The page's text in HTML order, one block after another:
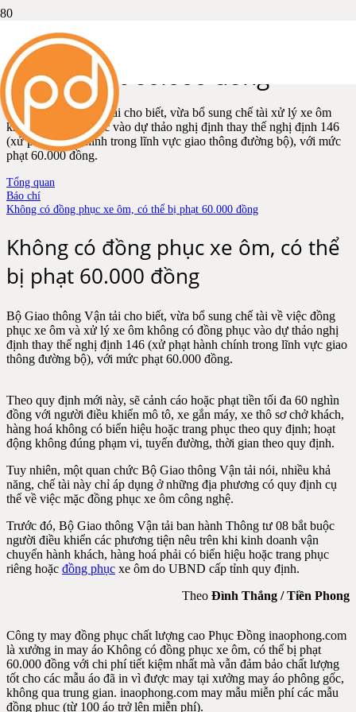
Không có đồng phục xe ôm, có
thể bị phạt 60.000 đồng
Bộ Giao thông Vận tải cho biết, vừa bổ sung chế tài xử lý xe ôm
không có đồng phục vào dự thảo nghị định thay thế nghị định 146
(xử phạt hành chính trong lĩnh vực giao thông đường bộ), với mức
phạt 60.000 đồng.
Tổng quan
Báo chí
Không có đồng phục xe ôm, có thể bị phạt 60.000 đồng
Không có đồng phục xe ôm, có thể
bị phạt 60.000 đồng
Bộ Giao thông Vận tải cho biết, vừa bổ sung chế tài về việc đồng
phục xe ôm và xử lý xe ôm không có đồng phục vào dự thảo nghị
định thay thế nghị định 146 (xử phạt hành chính trong lĩnh vực giao
thông đường bộ), với mức phạt 60.000 đồng.
Theo quy định mới này, sẽ cảnh cáo hoặc phạt tiền tối đa 60 nghìn
đồng với người điều khiển mô tô, xe gắn máy, xe thô sơ chở khách,
hàng hoá không có biển hiệu hoặc trang phục theo quy định; hoạt
động không đúng phạm vi, tuyến đường, thời gian theo quy định.
Tuy nhiên, một quan chức Bộ Giao thông Vận tải nói, nhiều khả
năng, chế tài này chỉ áp dụng ở những địa phương có quy định cụ
thể về việc mặc đồng phục xe ôm công nghệ.
Trước đó, Bộ Giao thông Vận tải ban hành Thông tư 08 bắt buộc
người điều khiển các phương tiện nêu trên khi kinh doanh vận
chuyển hành khách, hàng hoá phải có biển hiệu hoặc trang phục
riêng hoặc đồng phục xe ôm do UBND cấp tỉnh quy định.
Theo Đình Thắng / Tiền Phong
Công ty may đồng phục chất lượng cao Phục Đồng inaophong.com
là xưởng in may áo Không có đồng phục xe ôm, có thể bị phạt
60.000 đồng với chi phí tiết kiệm nhất mà vẫn đảm bảo chất lượng
tốt cho các mẫu áo đã in vì được may tại xưởng may áo phông gốc,
không qua trung gian. inaophong.com may mẫu miễn phí các mẫu
đồng phục (từ 100 áo trở lên miễn phí).